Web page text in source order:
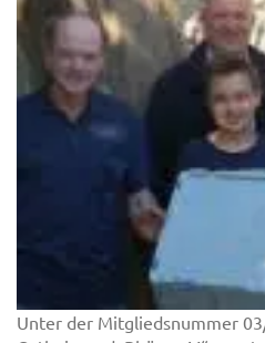
Unter der Mitgliedsnummer